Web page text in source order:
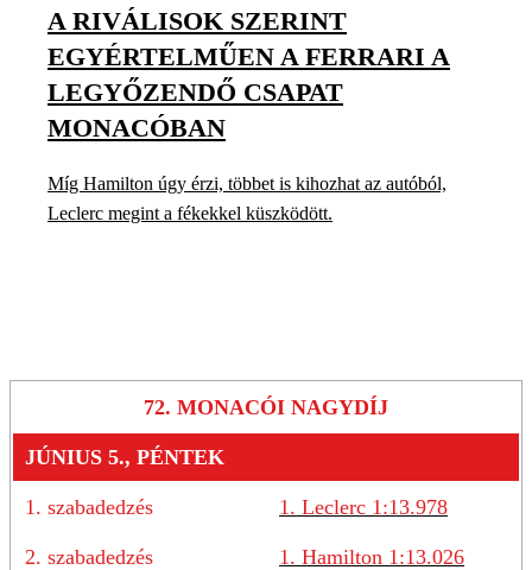
A RIVÁLISOK SZERINT
EGYÉRTELMŰEN A FERRARI A
LEGYŐZENDŐ CSAPAT
MONACÓBAN
Míg Hamilton úgy érzi, többet is kihozhat az autóból,
Leclerc megint a fékekkel küszködött.
72. MONACÓI NAGYDÍJ
JÚNIUS 5., PÉNTEK
1. szabadedzés 1. Leclerc 1:13.978
2. szabadedzés 1. Hamilton 1:13.026